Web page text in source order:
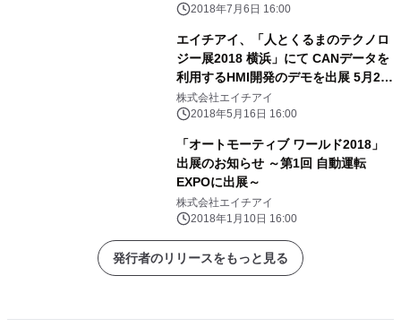
2018年7月6日 16:00
エイチアイ、「人とくるまのテクノロ
ジー展2018 横浜」にて CANデータを
利用するHMI開発のデモを出展 5月23
日～25日
株式会社エイチアイ
2018年5月16日 16:00
「オートモーティブ ワールド2018」
出展のお知らせ ～第1回 自動運転
EXPOに出展～
株式会社エイチアイ
2018年1月10日 16:00
発行者のリリースをもっと見る